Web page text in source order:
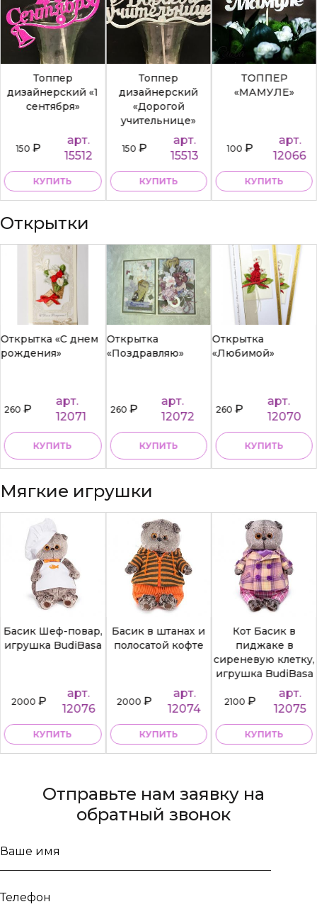
Топпер
дизайнерский «1
сентября»
150₽
арт.
15512
КУПИТЬ
Топпер
дизайнерский
«Дорогой
учительнице»
150₽
арт.
15513
КУПИТЬ
ТОППЕР
«МАМУЛЕ»
100₽
арт.
12066
КУПИТЬ
Открытки
Открытка «С днем
рождения»
260₽
арт.
12071
КУПИТЬ
Открытка
«Поздравляю»
260₽
арт.
12072
КУПИТЬ
Открытка
«Любимой»
260₽
арт.
12070
КУПИТЬ
Мягкие игрушки
Басик Шеф-повар,
игрушка BudiBasa
2000₽
арт.
12076
КУПИТЬ
Басик в штанах и
полосатой кофте
2000₽
арт.
12074
КУПИТЬ
Кот Басик в
пиджаке в
сиреневую клетку,
игрушка BudiBasa
2100₽
арт.
12075
КУПИТЬ
Отправьте нам заявку на
обратный звонок
Ваше